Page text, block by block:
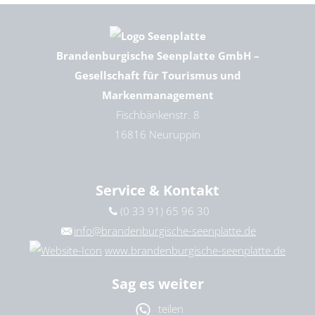
10. Dezember 2026
11. Dezember 2026| 14:00 – 21:00 Uhr
12. Dezember 2026|14:00 – 21:00 Uhr
13. Dezember 2026 |14:00 – 20:00 Uhr
Brandenburgische Seenplatte GmbH –
Gesellschaft für Tourismus und
Markenmanagement
Fischbänkenstr. 8
16816 Neuruppin
Service & Kontakt
(0 33 91) 65 96 30
info@brandenburgische-seenplatte.de
www.brandenburgische-seenplatte.de
Sag es weiter
teilen